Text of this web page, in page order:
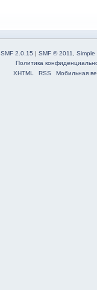
SMF 2.0.15 | SMF © 2011
Simple
Политика
XHTML
RSS Мобильная